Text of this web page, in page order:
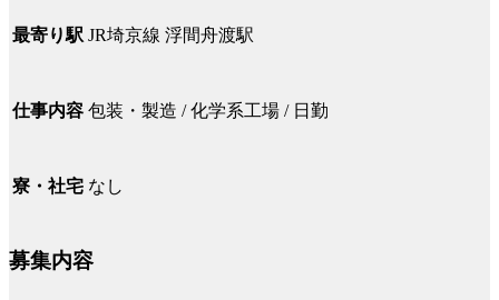
最寄り駅 JR埼京線 浮間舟渡駅
仕事内容 包装・製造 / 化学系工場 / 日勤
寮・社宅 なし
募集内容